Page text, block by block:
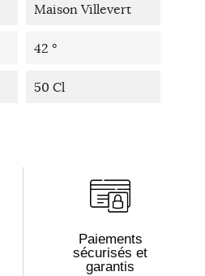
Maison Villevert
42 °
50 Cl
Paiements
sécurisés et
garantis